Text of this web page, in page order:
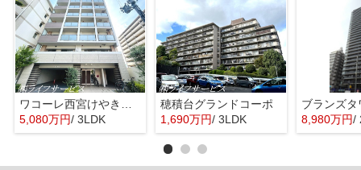
ワコーレ西宮けやき通り
5,080万円/ 3LDK
穂積台グランドコーポ
1,690万円/ 3LDK 8,980万円/